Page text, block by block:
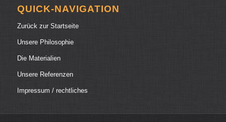
QUICK-NAVIGATION
Zurück zur Startseite
Unsere Philosophie
Die Materialien
Unsere Referenzen
Impressum / rechtliches